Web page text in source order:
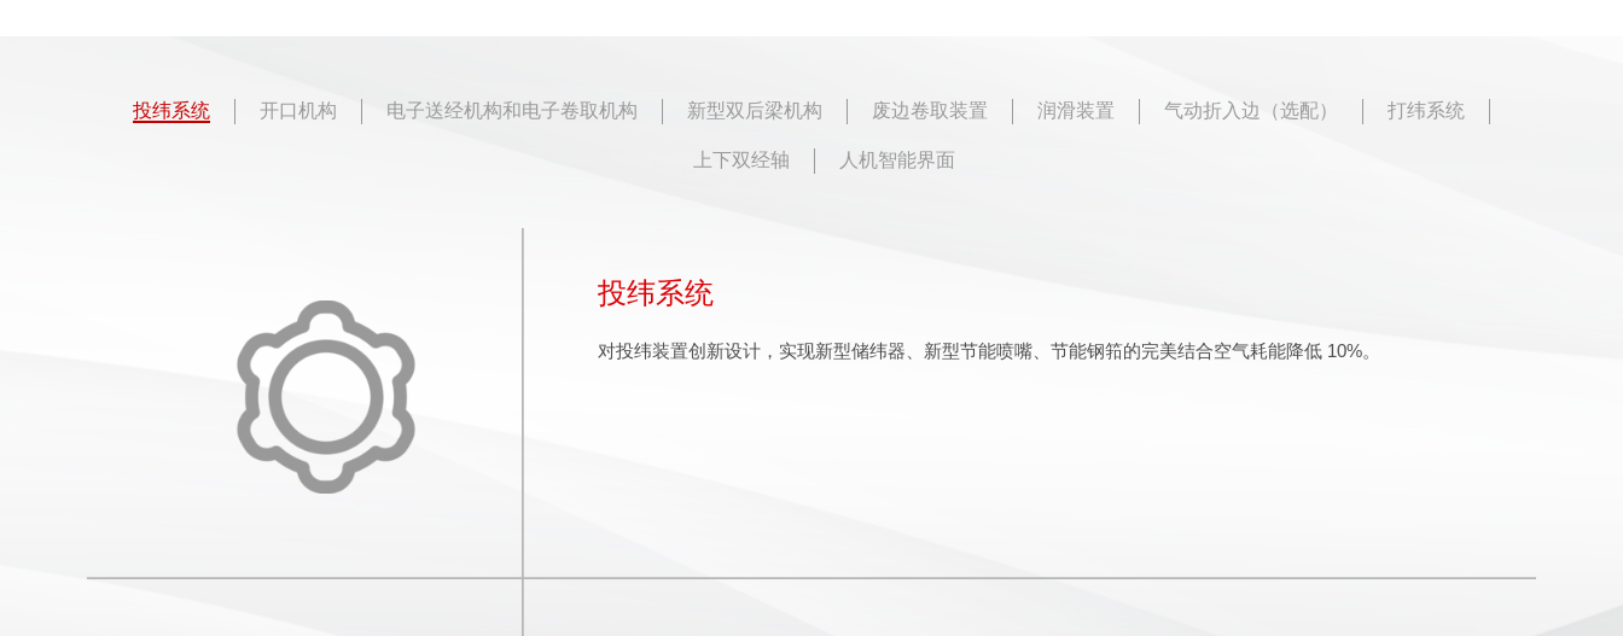
投纬系统 开口机构 电子送经机构和电子卷取机构 新型双后梁机构 废边卷取装置 润滑装置 气动折入边（选配） 打纬系统
上下双经轴 人机智能界面
投纬系统
对投纬装置创新设计，实现新型储纬器、新型节能喷嘴、节能钢筘的完美结合空气耗能降低 10%。
开口机构
用户可选择配备曲柄开口、积极式凸轮开口、电子多臂和高速提花开口等。
电子送经机构和电子卷取机构
变速箱经过优化设计，织造纬密可达 6 根 /cm；
新型双后梁机构
该机构有效避免飞花的堆积和缠绕，减少外部因素导致经纱断头的可能性。
废边卷取装置
该装置设计了打滑机构，可保证废边纱张力恒定，使废边纱不易断裂，同时解决了常规机型废边纱缠绕卷
润滑装置
主传动部位采用油浴润滑，一般部位进行油脂强制润滑，有效保证部件工作寿命。
气动折入边（选配）
完全依靠气流作用，将纱线折入布边，形成光边。结构简单，适应高速运转。
打纬系统
采用四连杆或六连杆打纬机构，确保实现高速时的稳定引纬。
上下双经轴
上下经轴均独立配置送经伺服电机，可织造不同种类经纱的织物。
人机智能界面
织造工艺参数、织机状态监控和自我故障诊断均可显示；功能性强，方便输入和操作；通过记忆卡或中央